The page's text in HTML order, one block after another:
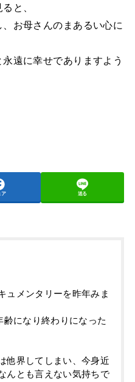
と、
お母さんのまあるい心に
遠に幸せでありますよう
ア 送る
ュメンタリーを昨年みま
になり終わりになった
他界してしまい、今身近
んとも言えない気持ちで